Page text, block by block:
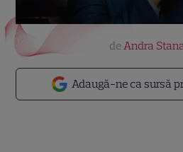
Adaugă-ne ca sursă
deAndra